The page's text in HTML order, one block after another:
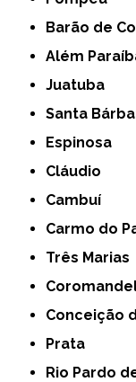
Barão de
Além
Juatuba
Santa
Espinosa
Cláudio
Cambuí
Carmo do
Três Marias
Conceição
Prata
Rio Pardo